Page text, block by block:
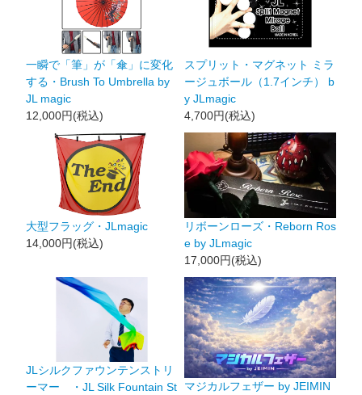
一瞬で「筆」が「傘」に変化
する・Brush To Umbrella by
JL magic
12,000円(税込)
スプリット・マグネット ミラ
ージュボール（1.7インチ） b
y JLmagic
4,700円(税込)
大型フラッグ・JLmagic
14,000円(税込)
リボーンローズ・Reborn Ros
e by JLmagic
17,000円(税込)
JLシルクファウンテンストリ
ーマー ・JL Silk Fountain St
マジカルフェザー by JEIMIN